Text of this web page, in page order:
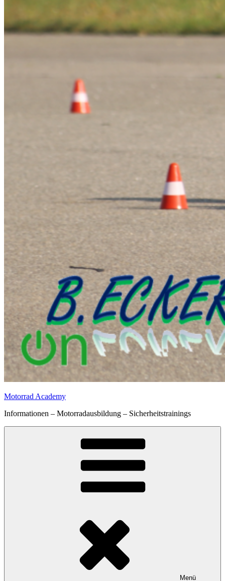
Motorrad Academy
Informationen – Motorradausbildung – Sicherheitstrainings
Menü